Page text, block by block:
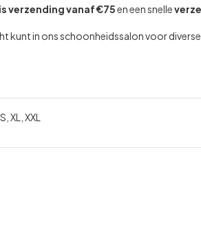
verzending vanaf €75en een snelle
kunt in ons schoonheidssalon voor
XL, XXL